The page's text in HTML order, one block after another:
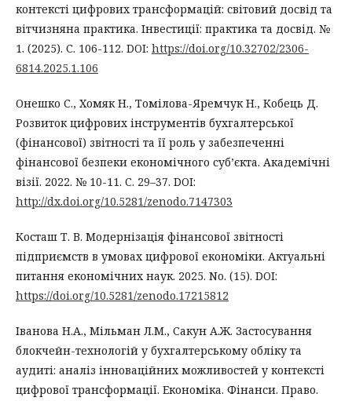
контексті цифрових трансформацій: світовий досвід та
вітчизняна практика. Інвестиції: практика та досвід. №
1. (2025). С. 106-112. DOI: https://doi.org/10.32702/2306-
6814.2025.1.106
Онешко С., Хомяк Н., Томілова-Яремчук Н., Кобець Д.
Розвиток цифрових інструментів бухгалтерської
(фінансової) звітності та її роль у забезпеченні
фінансової безпеки економічного суб’єкта. Академічні
візії. 2022. № 10-11. С. 29–37. DOI:
http://dx.doi.org/10.5281/zenodo.7147303
Косташ Т. В. Модернізація фінансової звітності
підприємств в умовах цифрової економіки. Актуальні
питання економічних наук. 2025. No. (15). DOI:
https://doi.org/10.5281/zenodo.17215812
Іванова Н.А., Мільман Л.М., Сакун А.Ж. Застосування
блокчейн-технологій у бухгалтерському обліку та
аудиті: аналіз інноваційних можливостей у контексті
цифрової трансформації. Економіка. Фінанси. Право.